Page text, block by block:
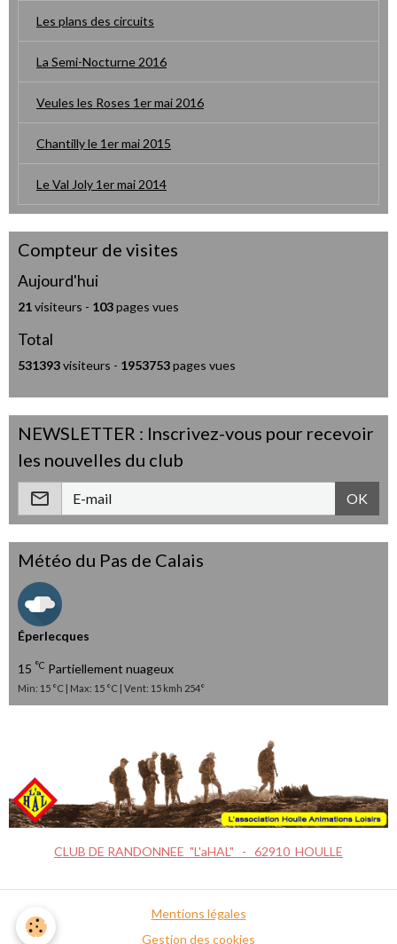
Les plans des circuits
La Semi-Nocturne 2016
Veules les Roses 1er mai 2016
Chantilly le 1er mai 2015
Le Val Joly 1er mai 2014
Compteur de visites
Aujourd'hui
21visiteurs - 103pages vues
Total
531393visiteurs - 1953753pages vues
NEWSLETTER : Inscrivez-vous pour recevoir
les nouvelles du club
OK
Météo du Pas de Calais
Éperlecques
15 °C Partiellement nuageux
Min: 15 °C | Max: 15 °C | Vent: 15 kmh 254°
CLUB DE RANDONNEE "L'aHAL" - 62910 HOULLE
Mentions légales
Gestion des cookies